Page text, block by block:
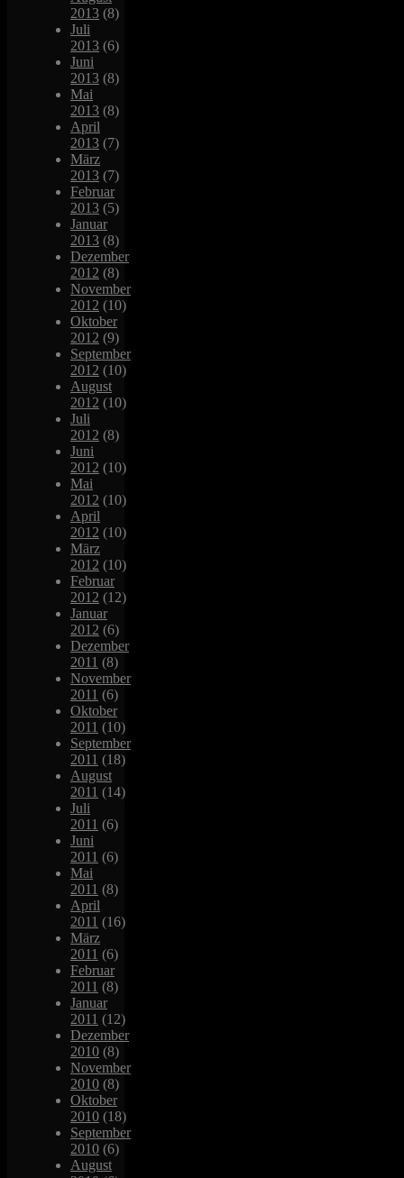
2013 (8)
Juli
2013 (6)
Juni
2013 (8)
Mai
2013 (8)
April
2013 (7)
März
2013 (7)
Februar
2013 (5)
Januar
2013 (8)
Dezember
2012 (8)
November
2012 (10)
Oktober
2012 (9)
September
2012 (10)
August
2012 (10)
Juli
2012 (8)
Juni
2012 (10)
Mai
2012 (10)
April
2012 (10)
März
2012 (10)
Februar
2012 (12)
Januar
2012 (6)
Dezember
2011 (8)
November
2011 (6)
Oktober
2011 (10)
September
2011 (18)
August
2011 (14)
Juli
2011 (6)
Juni
2011 (6)
Mai
2011 (8)
April
2011 (16)
März
2011 (6)
Februar
2011 (8)
Januar
2011 (12)
Dezember
2010 (8)
November
2010 (8)
Oktober
2010 (18)
September
2010 (6)
August